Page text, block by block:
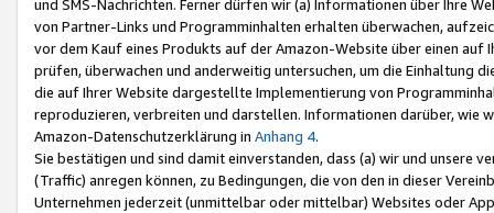
und SMS-Nachrichten. Ferner dürfen wir (a) Informationen über Ihre
von Partner-Links und Programminhalten erhalten überwachen,
vor dem Kauf eines Produkts auf der Amazon-Website über einen
prüfen, überwachen und anderweitig untersuchen, um die Einhaltung
die auf Ihrer Website dargestellte Implementierung von
reproduzieren, verbreiten und darstellen. Informationen darüber, wie
Amazon-Datenschutzerklärung in Anhang 4.
Sie bestätigen und sind damit einverstanden, dass (a) wir und
(Traffic) anregen können, zu Bedingungen, die von den in dieser
Unternehmen jederzeit (unmittelbar oder mittelbar) Websites oder